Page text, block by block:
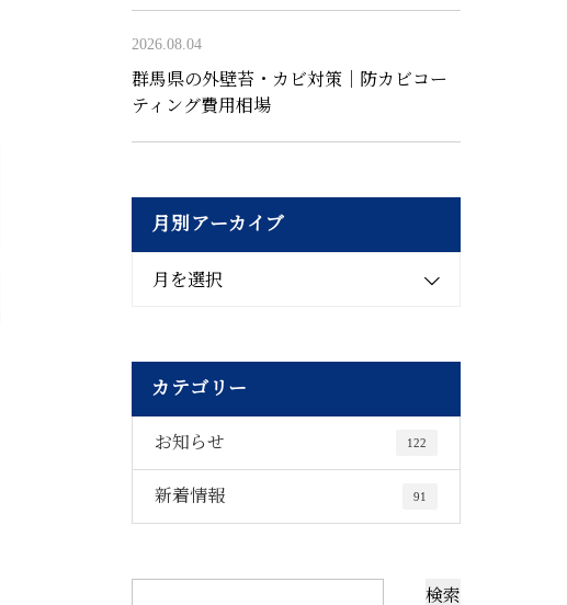
2026.08.04
群馬県の外壁苔・カビ対策｜防カビコー
ティング費用相場
月別アーカイブ
月を選択
カテゴリー
お知らせ 122
新着情報 91